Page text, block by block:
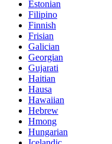
Estonian
Filipino
Finnish
Frisian
Galician
Georgian
Gujarati
Haitian
Hausa
Hawaiian
Hebrew
Hmong
Hungarian